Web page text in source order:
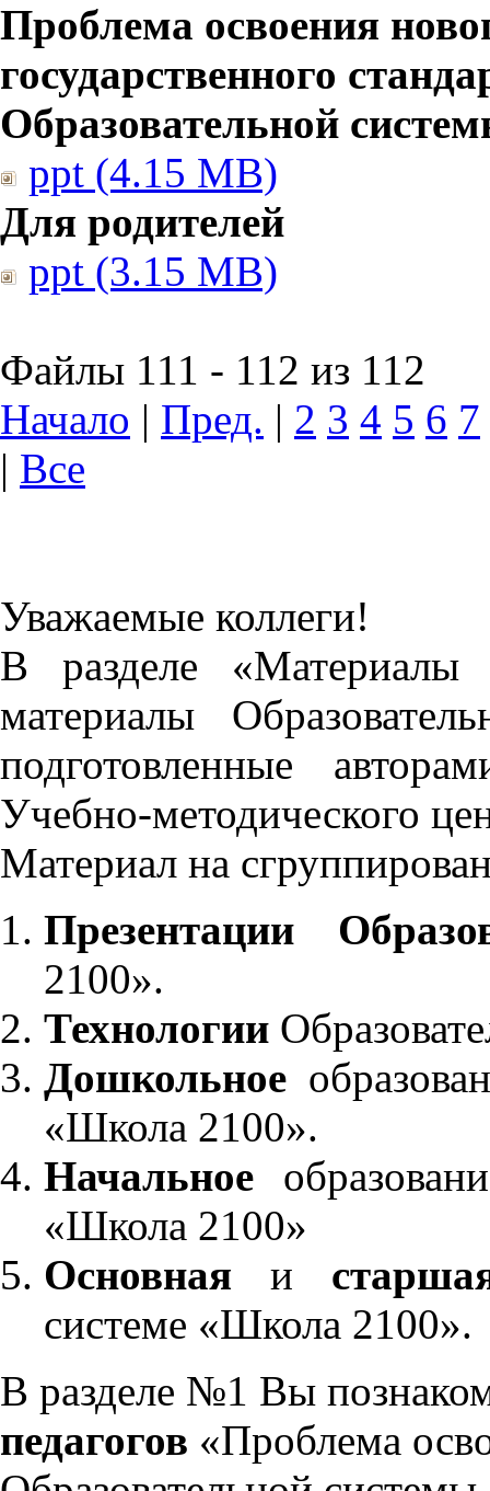
Проблема освоения
государственного
Образовательной
ppt (4.15 MB)
Для родителей
ppt (3.15 MB)
Файлы 111 - 112 из 112
Начало | Пред. | 2 3 4 5 6 7
| Все
Уважаемые коллеги!
В разделе «Материалы
материалы
подготовленные
Учебно-методического
Материал на
Презентации
2100».
Технологии
Дошкольное
«Школа 2100».
Начальное
«Школа 2100»
Основнаяи
системе «Школа 2100».
В разделе №1 Вы
педагогов «Проблема